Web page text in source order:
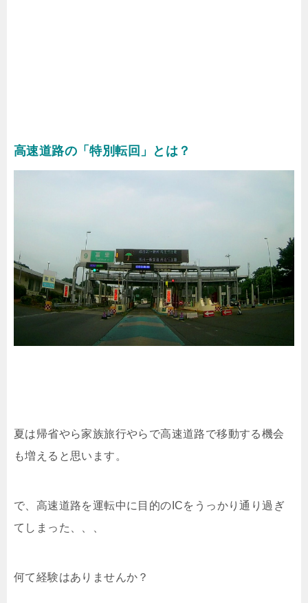
高速道路の「特別転回」とは？
夏は帰省やら家族旅行やらで高速道路で移動する機会
も増えると思います。
で、高速道路を運転中に目的のICをうっかり通り過ぎ
てしまった、、、
何て経験はありませんか？